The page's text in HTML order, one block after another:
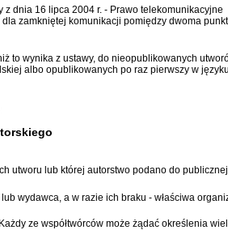
z dnia 16 lipca 2004 r. - Prawo telekomunikacyjne
zamkniętej komunikacji pomiędzy dwoma
wynika z ustawy, do nieopublikowanych
albo opublikowanych po raz pierwszy w
utworu lub której autorstwo podano do
wydawca, a w razie ich braku - właściwa
ze współtwórców może żądać określenia